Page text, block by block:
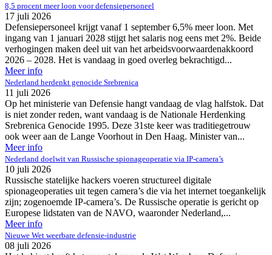
8,5 procent meer loon voor defensiepersoneel
17 juli 2026
Defensiepersoneel krijgt vanaf 1 september 6,5% meer loon. Met
ingang van 1 januari 2028 stijgt het salaris nog eens met 2%. Beide
verhogingen maken deel uit van het arbeidsvoorwaardenakkoord
2026 – 2028. Het is vandaag in goed overleg bekrachtigd...
Meer info
Nederland herdenkt genocide Srebrenica
11 juli 2026
Op het ministerie van Defensie hangt vandaag de vlag halfstok. Dat
is niet zonder reden, want vandaag is de Nationale Herdenking
Srebrenica Genocide 1995. Deze 31ste keer was traditiegetrouw
ook weer aan de Lange Voorhout in Den Haag. Minister van...
Meer info
Nederland doelwit van Russische spionageoperatie via IP-camera’s
10 juli 2026
Russische statelijke hackers voeren structureel digitale
spionageoperaties uit tegen camera’s die via het internet toegankelijk
zijn; zogenoemde IP-camera’s. De Russische operatie is gericht op
Europese lidstaten van de NAVO, waaronder Nederland,...
Meer info
Nieuwe Wet weerbare defensie-industrie
08 juli 2026